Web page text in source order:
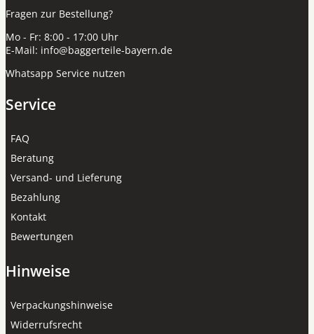
Fragen zur Bestellung?
Mo - Fr: 8:00 - 17:00 Uhr
E-Mail: info@baggerteile-bayern.de
Whatsapp Service nutzen
Service
FAQ
Beratung
Versand- und Lieferung
Bezahlung
Kontakt
Bewertungen
Hinweise
Verpackungshinweise
Widerrufsrecht